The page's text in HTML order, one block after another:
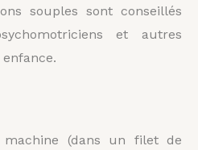
souples sont conseillés
et autres
(dans un filet de